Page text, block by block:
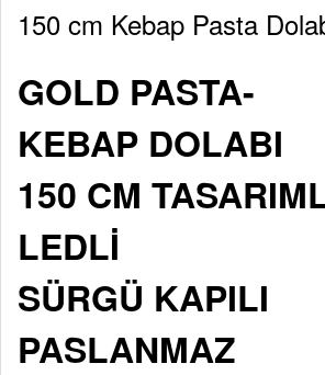
150 cm Kebap Pasta
GOLD PASTA-
KEBAP DOLABI
150 CM
LEDLİ
SÜRGÜ KAPILI
PASLANMAZ